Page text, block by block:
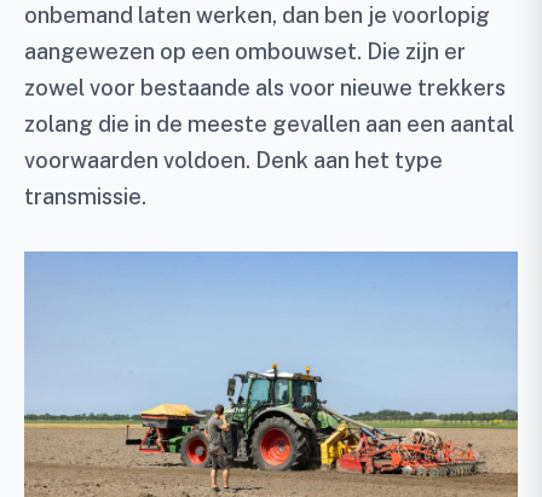
onbemand laten werken, dan ben je voorlopig
aangewezen op een ombouwset. Die zijn er
zowel voor bestaande als voor nieuwe trekkers
zolang die in de meeste gevallen aan een aantal
voorwaarden voldoen. Denk aan het type
transmissie.